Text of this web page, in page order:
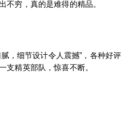
不穷，真的是难得的精品。
，细节设计令人震撼”，各种好评
支精英部队，惊喜不断。